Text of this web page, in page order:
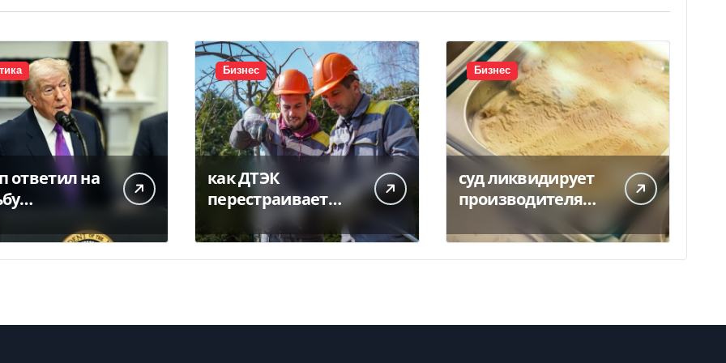
ответил на
ракет
Бизнес
как ДТЭК
перестраивает
бизнес под новую
Бизнес
суд ликвидирует
производителя
Геркулес